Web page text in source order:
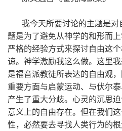
我今天所要讨论的主题是
题是为了避免从神学的和形而
严格的经验方式来探讨自由这
谅。神学激励我这么做。这里
是福音派教徒所表达的自由观
重要方面与启蒙运动、与伏尔
产生了重大分歧。心灵的沉思
意义上的自由存在。但在我们
性，必然要去寻找人类行为的